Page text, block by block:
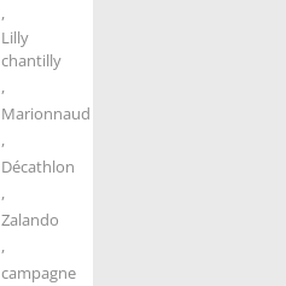
,
Lilly
chantilly
,
Marionnaud
,
Décathlon
,
Zalando
,
campagne